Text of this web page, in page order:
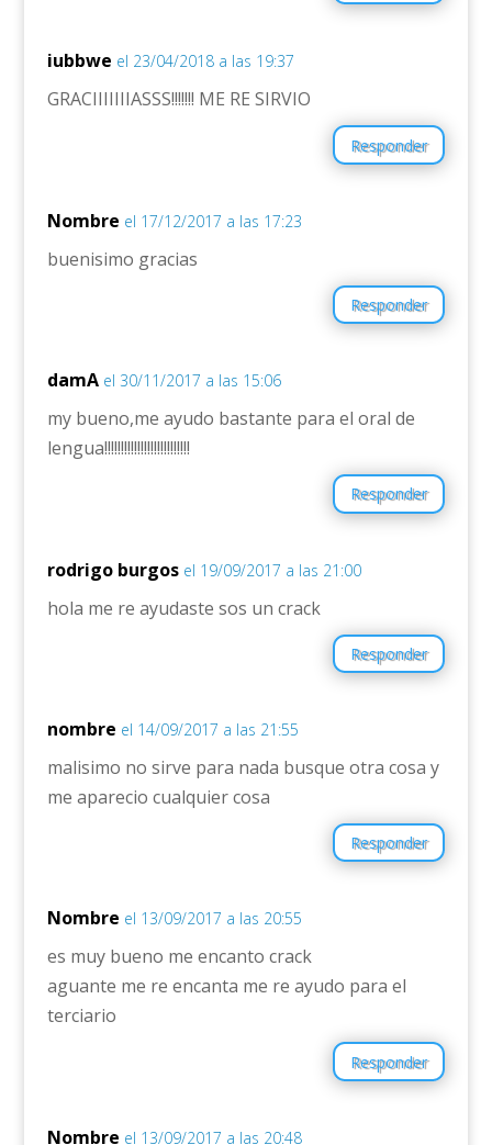
iubbwe el 23/04/2018 a las 19:37
GRACIIIIIIIASSS!!!!!!! ME RE SIRVIO
Responder
Nombre el 17/12/2017 a las 17:23
buenisimo gracias
Responder
damA el 30/11/2017 a las 15:06
my bueno,me ayudo bastante para el oral de
lengua!!!!!!!!!!!!!!!!!!!!!!!!!!
Responder
rodrigo burgos el 19/09/2017 a las 21:00
hola me re ayudaste sos un crack
Responder
nombre el 14/09/2017 a las 21:55
malisimo no sirve para nada busque otra cosa y
me aparecio cualquier cosa
Responder
Nombre el 13/09/2017 a las 20:55
es muy bueno me encanto crack
aguante me re encanta me re ayudo para el
terciario
Responder
Nombre el 13/09/2017 a las 20:48